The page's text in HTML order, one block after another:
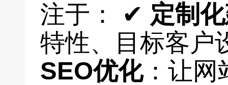
注于： ✔ 定制
特性、目标客户
SEO优化：让网